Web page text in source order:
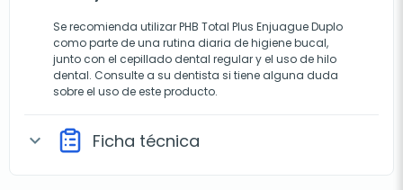
Se recomienda utilizar PHB Total Plus Enjuague Duplo
como parte de una rutina diaria de higiene bucal,
junto con el cepillado dental regular y el uso de hilo
dental. Consulte a su dentista si tiene alguna duda
sobre el uso de este producto.
expand_more Ficha técnica